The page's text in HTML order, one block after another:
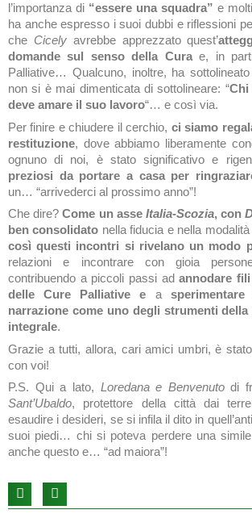
l’importanza di “essere una squadra” e
ha anche espresso i suoi dubbi e riflessioni
che Cicelyavrebbe apprezzato quest’
domande sul senso della Curae, in
Palliative… Qualcuno, inoltre, ha
non si è mai dimenticata di sottolineare: “Chi
deve amare il suo lavoro“… e così via.
Per finire e chiudere il cerchio, ci siamo
restituzione, dove abbiamo liberamente
ognuno di noi, è stato significativo e
preziosi da portare a casa per
un… “arrivederci al prossimo anno”!
Che dire?Come un asse Italia-Scozia, con
ben consolidato nella fiducia e nella
così questi incontri si rivelano un modo
relazioni e incontrare con gioia
contribuendo a piccoli passi adannodare
delle Cure Palliative e a
narrazione come uno degli strumenti
integrale.
Grazie a tutti, allora, cari amici umbri, è
con voi!
P.S. Qui a lato, Loredana e Benvenutodi
Sant’Ubaldo, protettore della città dai
esaudire i desideri, se si infila il dito in
suoi piedi… chi si poteva perdere una
anche questo e… “ad maiora”!